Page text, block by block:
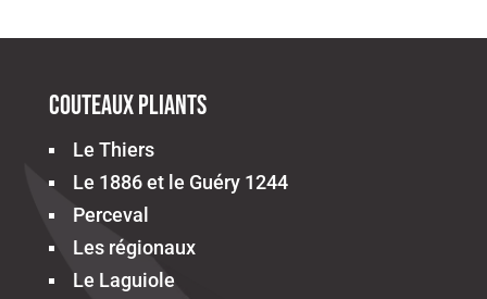
Couteaux pliants
Le Thiers
Le 1886 et le Guéry 1244
Perceval
Les régionaux
Le Laguiole